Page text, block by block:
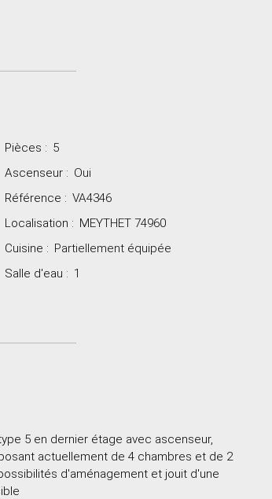
Pièces : 5
Ascenseur : Oui
Référence : VA4346
Localisation : MEYTHET 74960
Cuisine : Partiellement équipée
Salle d'eau : 1
5 en dernier étage avec ascenseur,
actuellement de 4 chambres et de 2
d'aménagement et jouit d'une